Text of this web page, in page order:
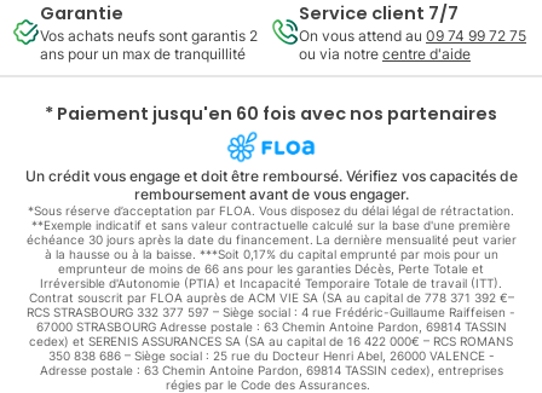
Garantie
Vos achats neufs sont garantis 2
ans pour un max de tranquillité
Service client 7/7
On vous attend au 09 74 99 72 75
ou via notre centre d'aide
* Paiement jusqu'en 60 fois avec nos partenaires
Un crédit vous engage et doit être remboursé. Vérifiez vos capacités de
remboursement avant de vous engager.
*Sous réserve d’acceptation par FLOA. Vous disposez du délai légal de rétractation.
**Exemple indicatif et sans valeur contractuelle calculé sur la base d'une première
échéance 30 jours après la date du financement. La dernière mensualité peut varier
à la hausse ou à la baisse. ***Soit 0,17% du capital emprunté par mois pour un
emprunteur de moins de 66 ans pour les garanties Décès, Perte Totale et
Irréversible d'Autonomie (PTIA) et Incapacité Temporaire Totale de travail (ITT).
Contrat souscrit par FLOA auprès de ACM VIE SA (SA au capital de 778 371 392 €–
RCS STRASBOURG 332 377 597 – Siège social : 4 rue Frédéric-Guillaume Raiffeisen -
67000 STRASBOURG Adresse postale : 63 Chemin Antoine Pardon, 69814 TASSIN
cedex) et SERENIS ASSURANCES SA (SA au capital de 16 422 000€ – RCS ROMANS
350 838 686 – Siège social : 25 rue du Docteur Henri Abel, 26000 VALENCE -
Adresse postale : 63 Chemin Antoine Pardon, 69814 TASSIN cedex), entreprises
régies par le Code des Assurances.